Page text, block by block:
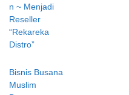
n ~ Menjadi
Reseller
“Rekareka
Distro”
Bisnis Busana
Muslim